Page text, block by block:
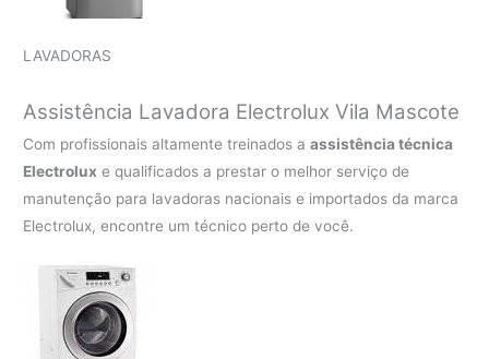
LAVADORAS
Assistência Lavadora Electrolux Vila Mascote
Com profissionais altamente treinados aassistência técnica
Electrolux e qualificados a prestar o melhor serviço de
manutenção para lavadoras nacionais e importados da marca
Electrolux, encontre um técnico perto de você.